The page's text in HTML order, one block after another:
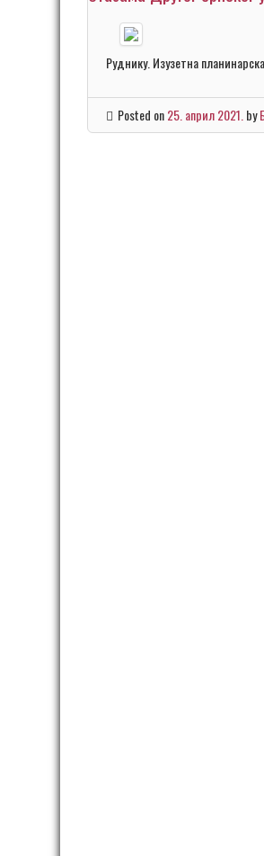
Руднику. Изузетна
Posted on25. април 2021. by